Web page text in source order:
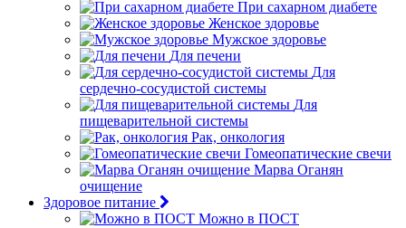
При сахарном диабете
Женское здоровье
Мужское здоровье
Для печени
Для
сердечно-сосудистой системы
Для
пищеварительной системы
Рак, онкология
Гомеопатические свечи
Марва Оганян
очищение
Здоровое питание
Можно в ПОСТ